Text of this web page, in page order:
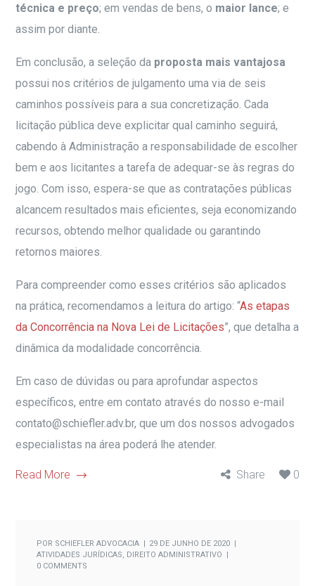
técnica e preço; em vendas de bens, o maior lance; e
assim por diante.
Em conclusão, a seleção da proposta mais vantajosa
possui nos critérios de julgamento uma via de seis
caminhos possíveis para a sua concretização. Cada
licitação pública deve explicitar qual caminho seguirá,
cabendo à Administração a responsabilidade de escolher
bem e aos licitantes a tarefa de adequar-se às regras do
jogo. Com isso, espera-se que as contratações públicas
alcancem resultados mais eficientes, seja economizando
recursos, obtendo melhor qualidade ou garantindo
retornos maiores.
Para compreender como esses critérios são aplicados
na prática, recomendamos a leitura do artigo: “As etapas
da Concorrência na Nova Lei de Licitações”, que detalha a
dinâmica da modalidade concorrência.
Em caso de dúvidas ou para aprofundar aspectos
específicos, entre em contato através do nosso e-mail
contato@schiefler.adv.br, que um dos nossos advogados
especialistas na área poderá lhe atender.
Read More Share 0
POR SCHIEFLER ADVOCACIA
29 DE JUNHO DE 2020
ATIVIDADES JURÍDICAS, DIREITO ADMINISTRATIVO
0 COMMENTS